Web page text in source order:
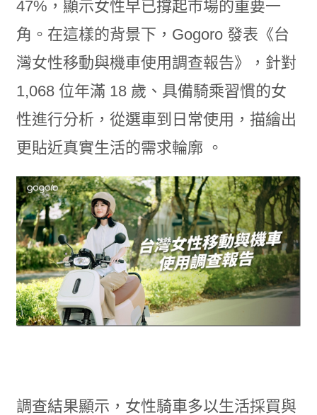
47%，顯示女性早已撐起市場的重要一
角。在這樣的背景下，Gogoro 發表《台
灣女性移動與機車使用調查報告》，針對
1,068 位年滿 18 歲、具備騎乘習慣的女
性進行分析，從選車到日常使用，描繪出
更貼近真實生活的需求輪廓 。
調查結果顯示，女性騎車多以生活採買與